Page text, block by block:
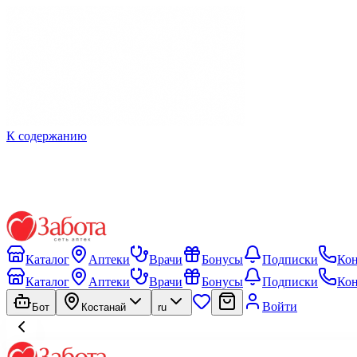
К содержанию
Каталог Аптеки Врачи Бонусы Подписки
Каталог
Аптеки Врачи Бонусы Подписки
Бот Костанай ru Войти